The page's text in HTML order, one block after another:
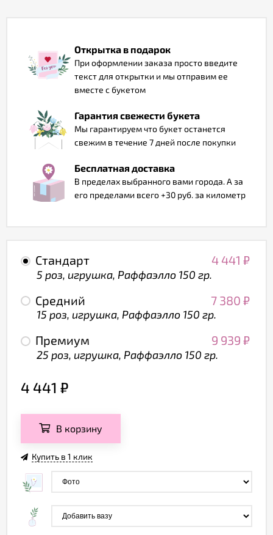
Открытка в подарок
При оформлении заказа просто введите
текст для открытки и мы отправим ее
вместе с букетом
Гарантия свежести букета
Мы гарантируем что букет останется
свежим в течение 7 дней после покупки
Бесплатная доставка
В пределах выбранного вами города. А за
его пределами всего +30 руб. за километр
Стандарт 4 441 ₽
5 роз, игрушка, Раффаэлло 150 гр.
Средний 7 380 ₽
15 роз, игрушка, Раффаэлло 150 гр.
Премиум 9 939 ₽
25 роз, игрушка, Раффаэлло 150 гр.
4 441 ₽
В корзину
Купить в 1 клик